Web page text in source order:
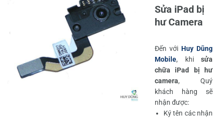
Sửa iPad bị
hư Camera
Đến với Huy Dũng
Mobile, khi sửa
chữa iPad bị hư
camera, Quý
khách hàng sẽ
nhận được:
Ký tên các nhận